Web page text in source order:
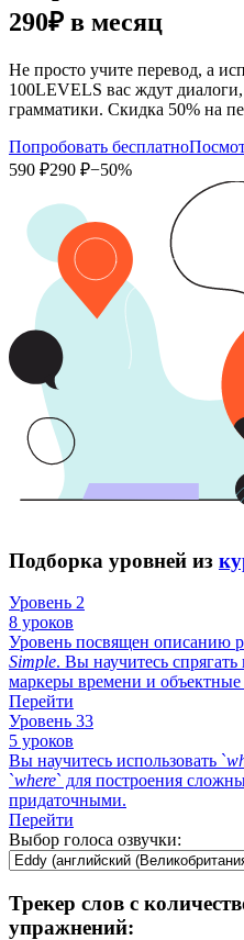
290₽ в месяц
Не просто учите перевод, а
100LEVELS вас ждут
грамматики. Скидка 50% на
Попробовать бесплатно
590 ₽290 ₽−50%
Подборка уровней из
Уровень 2
8 уроков
Уровень посвящен описанию
Simple. Вы научитесь спрягать
маркеры времени и
Перейти
Уровень 33
5 уроков
Вы научитесь использовать `
`where` для построения
придаточными.
Перейти
Выбор голоса озвучки:
Трекер слов с
упражнений: